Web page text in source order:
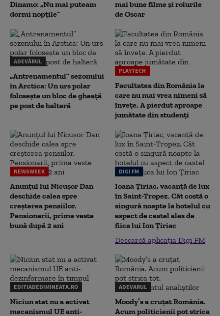
Dinamo: „Nu mai puteam
dormi nopțile”
mai bune filme și rolurile
de Oscar
ADEVĂRUL
„Antrenamentul” sezonului
în Arctica: Un urs polar
folosește un bloc de gheață
pe post de halteră
PLAYTECH
Facultatea din România la
care nu mai vrea nimeni să
înveţe. A pierdut aproape
jumătate din studenţi
NEWSWEEK
Anunțul lui Nicușor Dan
deschide calea spre
creșterea pensiilor.
Pensionarii, prima veste
bună după 2 ani
DIGI FM
Ioana Țiriac, vacanță de lux
în Saint-Tropez. Cât costă o
singură noapte la hotelul cu
aspect de castel ales de
fiica lui Ion Țiriac
Descarcă aplicația Digi FM
EDITIADEDIMINEATA.RO
Niciun stat nu a activat
mecanismul UE anti-
ADEVARUL
Moody’s a cruțat România.
Acum politicienii pot strica